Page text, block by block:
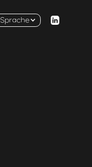
Sprache